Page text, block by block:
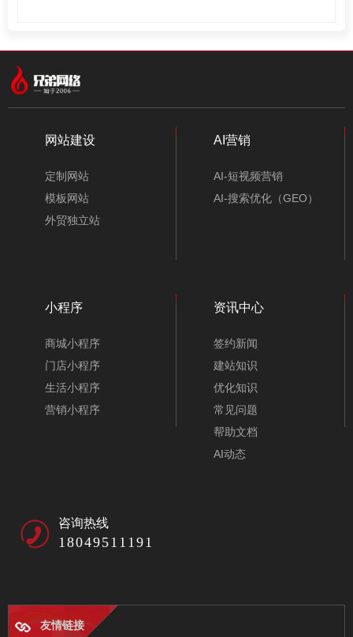
网站建设
定制网站
模板网站
外贸独立站
AI营销
AI-短视频营销
AI-搜索优化（GEO）
小程序
商城小程序
门店小程序
生活小程序
营销小程序
资讯中心
签约新闻
建站知识
优化知识
常见问题
帮助文档
AI动态
咨询热线
18049511191
友情链接